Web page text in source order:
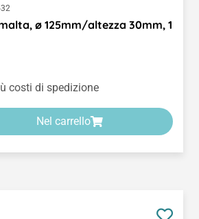
ø 125mm/altezza 30mm, 1
costi di spedizione
Nel carrello